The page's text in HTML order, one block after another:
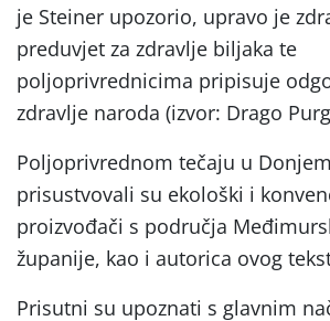
je Steiner upozorio, upravo je
preduvjet za zdravlje biljaka te
poljoprivrednicima pripisuje
zdravlje naroda (izvor: Drago
Poljoprivrednom tečaju u
prisustvovali su ekološki i
proizvođači s područja
županije, kao i autorica ovog
Prisutni su upoznati s glavnim